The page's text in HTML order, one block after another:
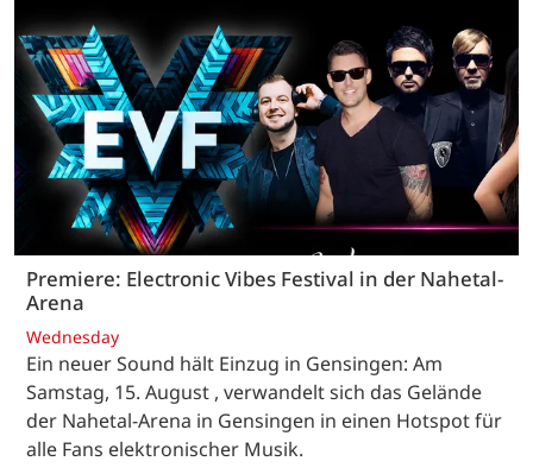
Premiere: Electronic Vibes Festival in der Nahetal-
Arena
Wednesday
Ein neuer Sound hält Einzug in Gensingen: Am
Samstag, 15. August , verwandelt sich das Gelände
der Nahetal-Arena in Gensingen in einen Hotspot für
alle Fans elektronischer Musik.